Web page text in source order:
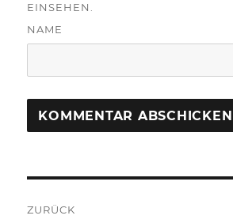
EINSEHEN.
NAME
ZURÜCK